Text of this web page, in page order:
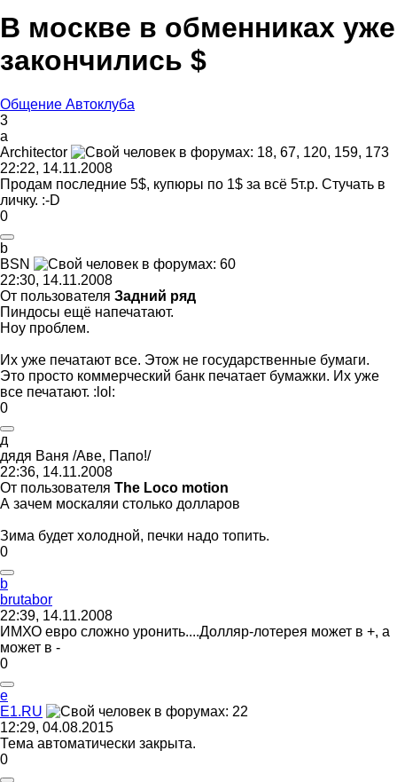
В москве в обменниках уже
закончились $
Общение Автоклуба
3
a
Architector
22:22, 14.11.2008
Продам последние 5$, купюры по 1$ за всё 5т.р. Стучать в
личку. :-D
0
b
BSN
22:30, 14.11.2008
От пользователя Задний ряд
Пиндосы ещё напечатают.
Ноу проблем.
Их уже печатают все. Этож не государственные бумаги.
Это просто коммерческий банк печатает бумажки. Их уже
все печатают. :lol:
0
д
дядя Ваня /Аве, Папо!/
22:36, 14.11.2008
От пользователя The Loco motion
А зачем москаляи столько долларов
Зима будет холодной, печки надо топить.
0
b
brutabor
22:39, 14.11.2008
ИМХО евро сложно уронить....Долляр-лотерея может в +, а
может в -
0
е
Е1.RU
12:29, 04.08.2015
Тема автоматически закрыта.
0